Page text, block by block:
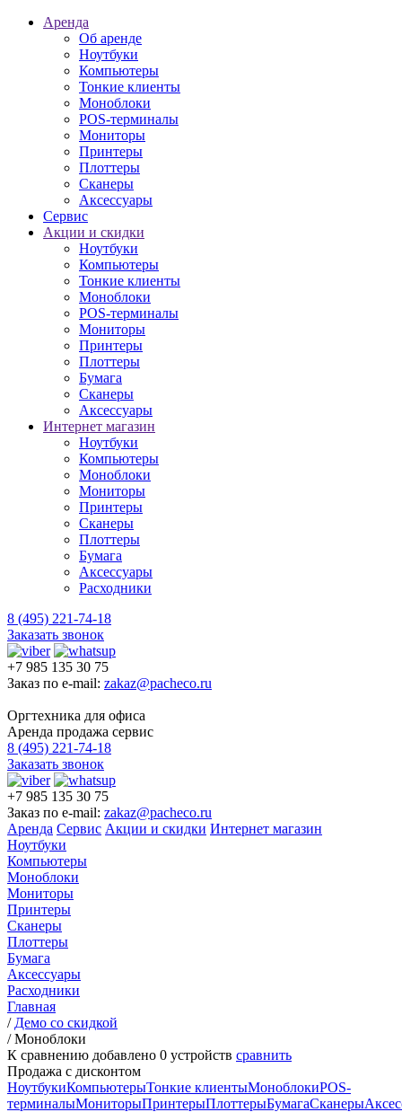
Аренда
Об аренде
Ноутбуки
Компьютеры
Тонкие клиенты
Моноблоки
POS-терминалы
Мониторы
Принтеры
Плоттеры
Сканеры
Аксессуары
Сервис
Акции и скидки
Ноутбуки
Компьютеры
Тонкие клиенты
Моноблоки
POS-терминалы
Мониторы
Принтеры
Плоттеры
Бумага
Сканеры
Аксессуары
Интернет магазин
Ноутбуки
Компьютеры
Моноблоки
Мониторы
Принтеры
Сканеры
Плоттеры
Бумага
Аксессуары
Расходники
8 (495) 221-74-18
Заказать звонок
+7 985 135 30 75
Заказ по e-mail: zakaz@pacheco.ru
Оргтехника для офиса
Аренда продажа сервис
8 (495) 221-74-18
Заказать звонок
+7 985 135 30 75
Заказ по e-mail: zakaz@pacheco.ru
Аренда Сервис Акции и скидки Интернет магазин
Ноутбуки
Компьютеры
Моноблоки
Мониторы
Принтеры
Сканеры
Плоттеры
Бумага
Аксессуары
Расходники
Главная
/ Демо со скидкой
/Моноблоки
К сравнению добавлено 0 устройств сравнить
Продажа с дисконтом
НоутбукиКомпьютерыТонкие клиентыМоноблокиPOS-
терминалыМониторыПринтерыПлоттерыБумагаСканеры